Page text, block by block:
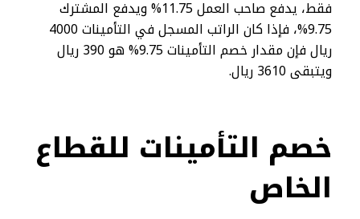
فقط، يدفع صاحب العمل 11.75% ويدفع المشترك
9.75%، فإذا كان الراتب المسجل في التأمينات 4000
ريال فإن مقدار خصم التأمينات 9.75% هو 390 ريال
ويتبقى 3610 ريال.
خصم التأمينات للقطاع
الخاص